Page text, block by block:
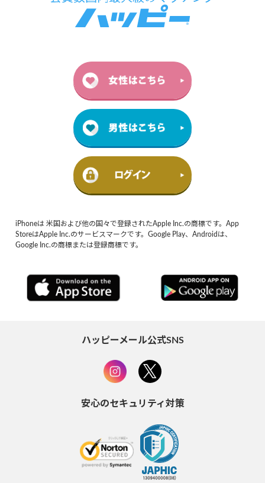
iPhoneは 米国および他の国々で登録されたApple Inc.の商標です。App
StoreはApple Inc.のサービスマークです。Google Play、Androidは、
Google Inc.の商標または登録商標です。
ハッピーメール公式SNS
安心のセキュリティ対策